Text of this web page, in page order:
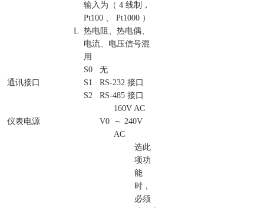
L
输入为（ 4 线制，
Pt100 、 Pt1000 ）
热电阻、热电偶、
电流、电压信号混
用
通讯接口
S0
无
S1
RS-232 接口
S2
RS-485 接口
仪表电源 V0
160V AC
～ 240V
AC
选此
项功
能
时，
必须